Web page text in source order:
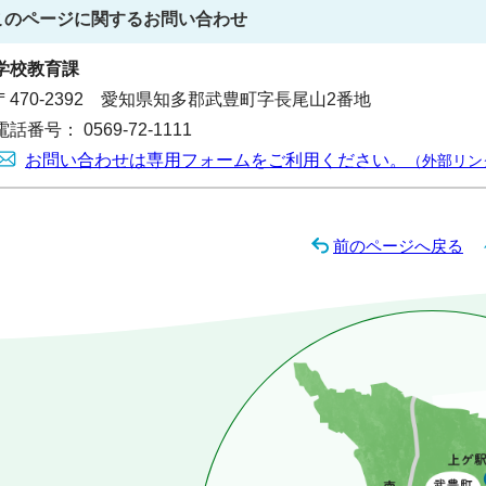
のページに関するお問い合わせ
校教育課
470-2392 愛知県知多郡武豊町字長尾山2番地
話番号： 0569-72-1111
お問い合わせは専用フォームをご利用ください。
（外部リ
前のページへ戻る